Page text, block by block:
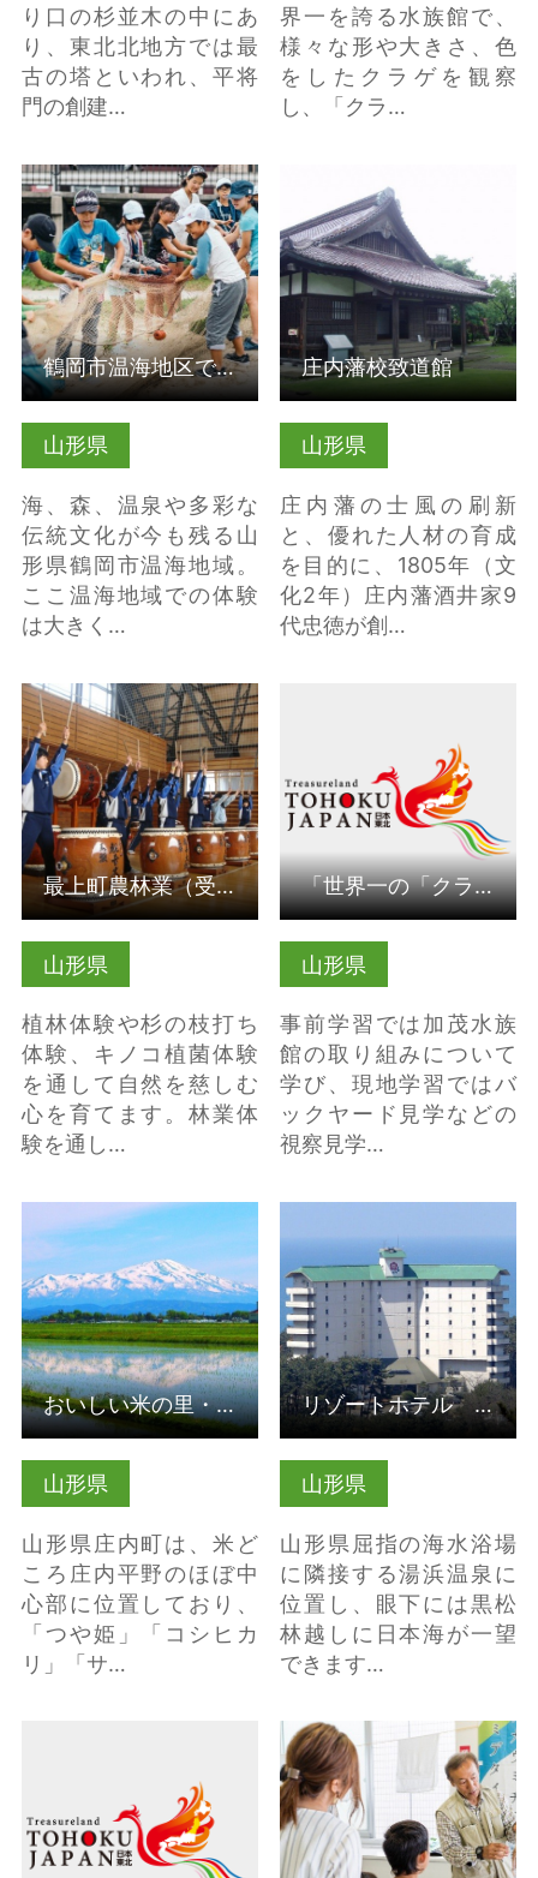
り口の杉並木の中にあ
り、東北北地方では最
古の塔といわれ、平将
門の創建…
界一を誇る水族館で、
様々な形や大きさ、色
をしたクラゲを観察
し、「クラ…
山形県
海、森、温泉や多彩な
伝統文化が今も残る山
形県鶴岡市温海地域。
ここ温海地域での体験
は大きく…
詳細はこちら
鶴岡市温海地区で海と森の環境について学ぶ（受入組織）
山形県
庄内藩の士風の刷新
と、優れた人材の育成
を目的に、1805年（文
化2年）庄内藩酒井家9
代忠徳が創…
庄内藩校致道館
山形県
植林体験や杉の枝打ち
体験、キノコ植菌体験
を通して自然を慈しむ
心を育てます。林業体
験を通し…
詳細はこちら
最上町農林業（受入組織）
山形県
事前学習では加茂水族
館の取り組みについて
学び、現地学習ではバ
ックヤード見学などの
視察見学…
「世界一の「クラゲ水族館」と日本海の生態を学ぶ」（山形県）
山形県
山形県庄内町は、米ど
ころ庄内平野のほぼ中
心部に位置しており、
「つや姫」「コシヒカ
リ」「サ…
詳細はこちら
おいしい米の里・庄内町農山村体験（受入組織）
山形県
山形県屈指の海水浴場
に隣接する湯浜温泉に
位置し、眼下には黒松
林越しに日本海が一望
できます…
リゾートホテル 華夕美日本海（山形県）
詳細はこちら